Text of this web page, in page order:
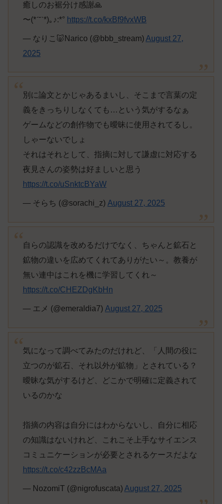
癒しのお裾分け感謝🙏
〜(*ˊ˘ˋ*)｡♪:*° https://t.co/kxBf9fvxWB
— なりこ🐷Narico (@bbb_stream) August 27,
2025
別に論文とかじゃあるまいし、そこまで言葉の定
義をきっちりしなくても…という気がするなぁ
ゲームなどの創作物でも曖昧に使用されてるし。
しゃーないでしょ
それはそれとして、指摘に対して謙虚に対応する
夜見さんの姿勢は好ましいと思う
https://t.co/uSnktcBYaW
— そらち (@sorachi_z) August 27, 2025
自らの認識を改めるだけでなく、ちゃんと鉱石と
鉱物の違いを広めてくれてありがたい～。教養が
無い連中はこれを機に学習してくれ～
https://t.co/CHEZDgKbHn
— エメ (@emeraldia7) August 27, 2025
気になって調べてみたのだけれど、「人間の役に
立つのが鉱石、それ以外が鉱物」とされている？
曖昧な気がするけど、どこかで明確に定義されて
いるのかな
指摘の内容は自分にはわからないし、自分に相応
の知識はないけれど、これこそ上手なサイエンス
コミュニケーションが必要とされるケースだよな
https://t.co/c42zzBcMAa
— NozomiT (@nigrofuscata) August 27, 2025